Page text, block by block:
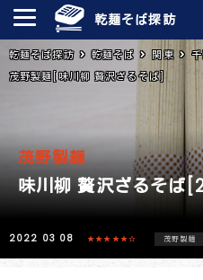
乾麺そば探訪
乾麺そば探訪 乾麺そば 関東
茂野製麺[味川柳 贅沢ざるそば]
茂野製麺
味川柳 贅沢ざるそ
2022 03 08 ★★★★★☆ 茂野製麺